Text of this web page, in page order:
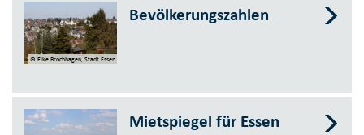
© Elke Brochhagen, Stadt Essen
Bevölkerungszahlen
Mietspiegel für Essen